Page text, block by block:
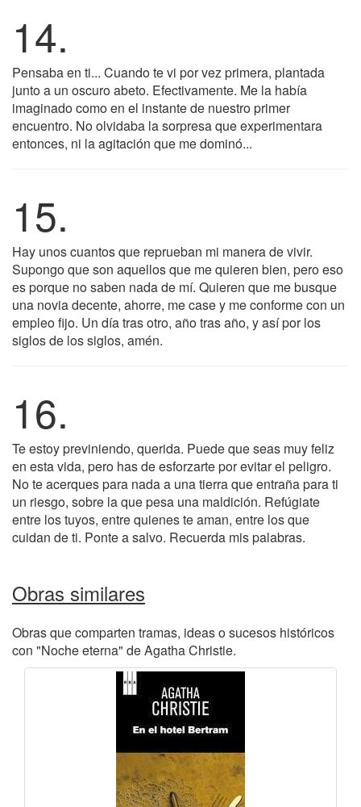
14.
Pensaba en ti... Cuando te vi por vez primera, plantada
junto a un oscuro abeto. Efectivamente. Me la había
imaginado como en el instante de nuestro primer
encuentro. No olvidaba la sorpresa que experimentara
entonces, ni la agitación que me dominó...
15.
Hay unos cuantos que reprueban mi manera de vivir.
Supongo que son aquellos que me quieren bien, pero eso
es porque no saben nada de mí. Quieren que me busque
una novia decente, ahorre, me case y me conforme con un
empleo fijo. Un día tras otro, año tras año, y así por los
siglos de los siglos, amén.
16.
Te estoy previniendo, querida. Puede que seas muy feliz
en esta vida, pero has de esforzarte por evitar el peligro.
No te acerques para nada a una tierra que entraña para ti
un riesgo, sobre la que pesa una maldición. Refúgiate
entre los tuyos, entre quienes te aman, entre los que
cuidan de ti. Ponte a salvo. Recuerda mis palabras.
Obras similares
Obras que comparten tramas, ideas o sucesos históricos
con "Noche eterna" de Agatha Christie.